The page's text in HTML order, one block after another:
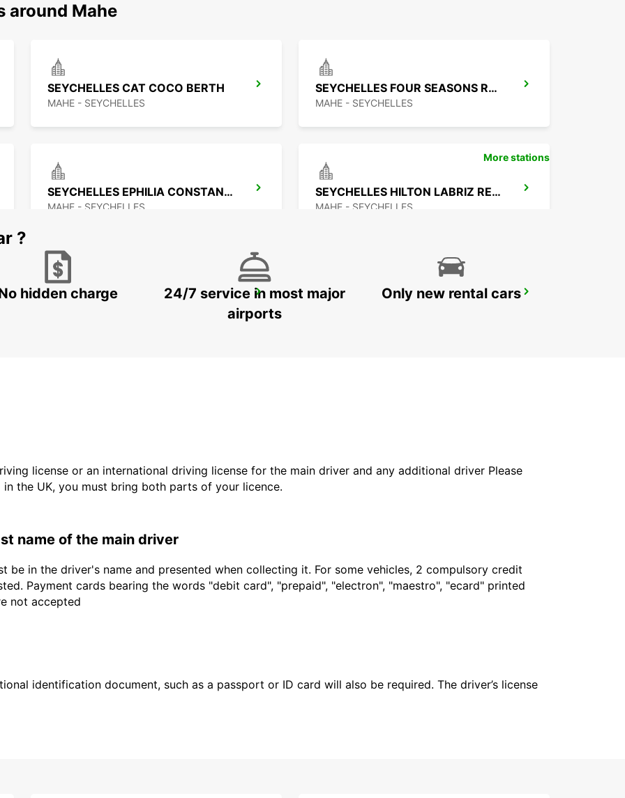
around Mahe
SEYCHELLES CAT COCO BERTH
MAHE - SEYCHELLES
SEYCHELLES FOUR SEASONS RESORT
MAHE - SEYCHELLES
SEYCHELLES EPHILIA CONSTANCE RESORT
MAHE - SEYCHELLES
SEYCHELLES HILTON LABRIZ RESORT
MAHE - SEYCHELLES
MAMOUDZOU ZI KAWENI MAMOUDZOU HOTEL CARIBOU
More stations
?
hidden charge
24/7 service in most major
airports
Only new rental cars
license or an international driving license for the main driver and any additional driver Please
the UK, you must bring both parts of your licence.
name of the main driver
be in the driver's name and presented when collecting it. For some vehicles, 2 compulsory credit
Payment cards bearing the words "debit card", "prepaid", "electron", "maestro", "ecard" printed
not accepted
identification document, such as a passport or ID card will also be required. The driver’s license